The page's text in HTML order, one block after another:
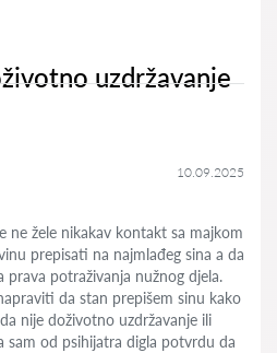
uzdržavanje
10.09.2025
ne žele nikakav kontakt sa majkom
prepisati na najmlađeg sina a da
prava potraživanja nužnog djela.
da stan prepišem sinu kako
nije doživotno uzdržavanje ili
sam od psihijatra digla potvrdu da